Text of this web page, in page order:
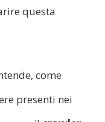
questa
come
presenti nei